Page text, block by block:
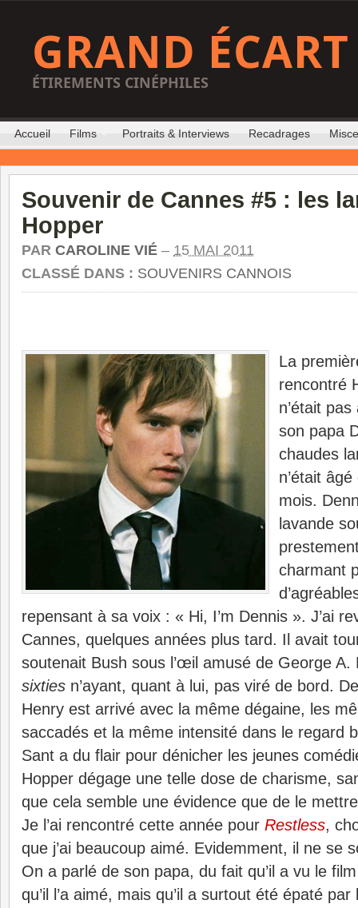
GRAND ÉCART
ÉTIREMENTS CINÉPHILES
Accueil Films Portraits & Interviews Recadrages
Souvenir de Cannes #5 : les
Hopper
PAR CAROLINE VIÉ – 15 MAI 2011
CLASSÉ DANS : SOUVENIRS CANNOIS
La
rencontré
n’était
son papa
chaudes
n’était
mois.
lavande
charmant
repensant à sa voix : « Hi, I’m Dennis ». J’ai
Cannes, quelques années plus tard. Il avait
soutenait Bush sous l’œil amusé de George
sixties n’ayant, quant à lui, pas viré de bord.
Henry est arrivé avec la même dégaine, les
saccadés et la même intensité dans le regard
Sant a du flair pour dénicher les jeunes
Hopper dégage une telle dose de charisme,
que cela semble une évidence que de le
Je l’ai rencontré cette année pour Restless,
que j’ai beaucoup aimé. Evidemment, il ne se
On a parlé de son papa, du fait qu’il a vu le
qu’il l’a aimé, mais qu’il a surtout été épaté